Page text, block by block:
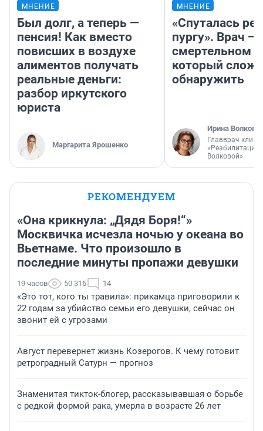
МНЕНИЕ
Был долг, а теперь —
пенсия! Как вместо
повисших в воздухе
алиментов получать
реальные деньги:
разбор иркутского
юриста
Маргарита Ярошенко
МНЕНИЕ
«Спуталась
пургу». Врач —
смертельном
который
обнаружить
Ирина Волкова
Главврач
«Реабилитация
Волковой»
РЕКОМЕНДУЕМ
«Она крикнула: „Дядя Боря!“»
Москвичка исчезла ночью у океана во
Вьетнаме. Что произошло в
последние минуты пропажи девушки
19 часов 50 316 14
«Это тот, кого ты травила»: прикамца приговорили к
22 годам за убийство семьи его девушки, сейчас он
звонит ей с угрозами
Август перевернет жизнь Козерогов. К чему готовит
ретроградный Сатурн — прогноз
Знаменитая тикток-блогер, рассказывавшая о борьбе
с редкой формой рака, умерла в возрасте 26 лет